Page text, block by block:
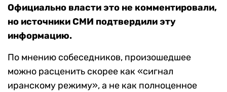
Официально власти это не комментировали,
но источники СМИ подтвердили эту
информацию.
По мнению собеседников, произошедшее
можно расценить скорее как «сигнал
иранскому режиму», а не как полноценное